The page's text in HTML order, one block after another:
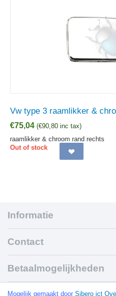
Vw type 3 raamlikker &
€75,04 (€90,80 inc tax)
raamlikker & chroom rand rechts
Out of stock
Informatie
Contact
Betaalmogelijkheden
Mogelijk gemaakt door Sibero ict